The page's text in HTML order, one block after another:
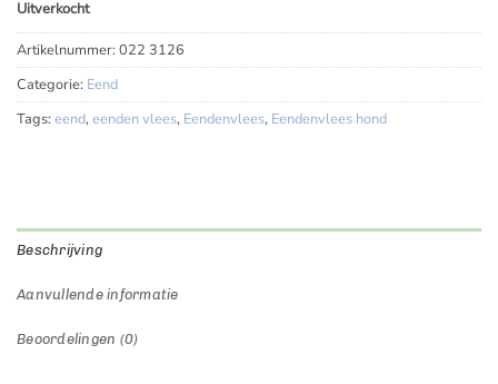
Uitverkocht
Artikelnummer: 022 3126
Categorie: Eend
Tags: eend, eenden vlees, Eendenvlees, Eendenvlees hond
Beschrijving
Aanvullende informatie
Beoordelingen (0)